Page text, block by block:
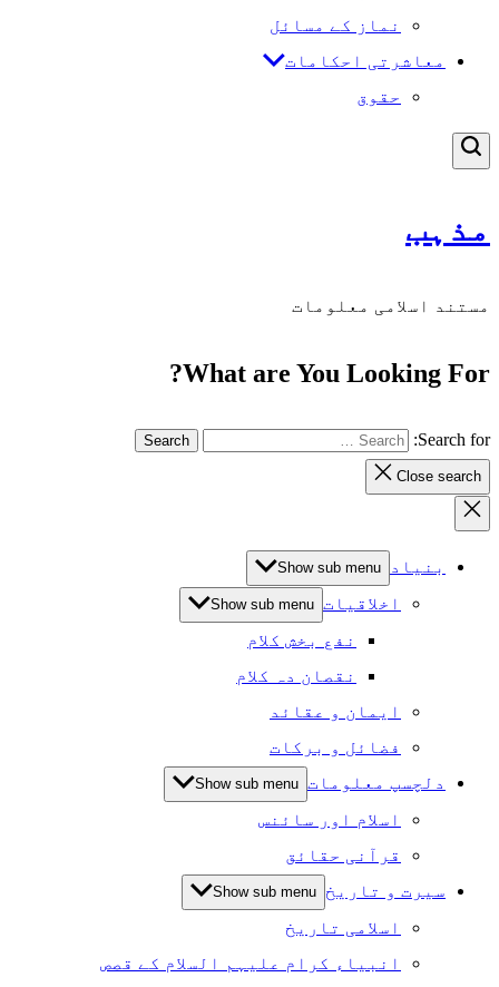
نماز کے مسائل
معاشرتی احکامات
حقوق
مذہب
مستند اسلامی معلومات
What are You Looking For?
Search for:
Close search
بنیاد Show sub menu
اخلاقیات Show sub menu
نفع بخش کلام
نقصان دہ کلام
ایمان و عقائد
فضائل و برکات
دلچسپ معلومات Show sub menu
اسلام اور سائنس
قرآنی حقائق
سیرت و تاریخ Show sub menu
اسلامی تاریخ
انبیاء کرام علیہم السلام کے قصص